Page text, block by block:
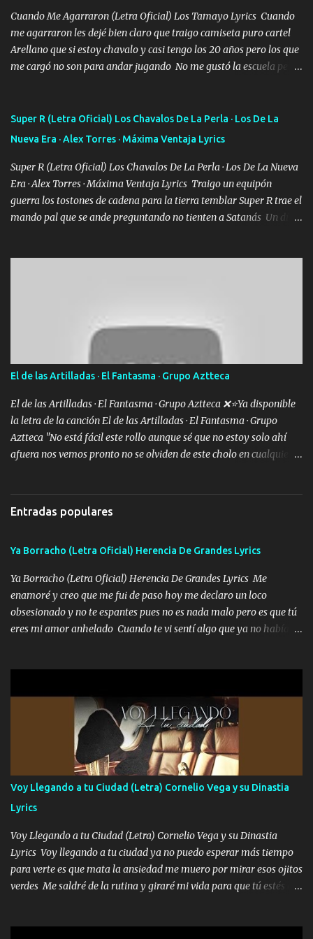
Cuando Me Agarraron (Letra Oficial) Los Tamayo Lyrics Cuando
me agarraron les dejé bien claro que traigo camiseta puro cartel
Arellano que si estoy chavalo y casi tengo los 20 años pero los que
me cargó no son para andar jugando No me gustó la escuela pero
firme el legado que si como me llamó varios ya se han preguntado
Yo Soy El De Las Pacas Sobrino Del Brazo Armad0 Con mi Glock
mando un abrazo andamos al cien Choritas también Música
Ando en la colonia bien acelerado traigo un M2 que nunca me ha
fallado para mi compadre mandó un fuerte abrazo también al
Especial sabe que lo apreciamos En los mejores antros me verán
Super R (Letra Oficial) Los Chavalos De La Perla · Los De La
Nueva Era · Alex Torres · Máxima Ventaja Lyrics
Super R (Letra Oficial) Los Chavalos De La Perla · Los De La Nueva
Era · Alex Torres · Máxima Ventaja Lyrics Traigo un equipón
guerra los tostones de cadena para la tierra temblar Super R trae el
mando pal que se ande preguntando no tienten a Satanás Un día
buena pieza clave en el cartel aquí la firma ya saben cuál es que
quede claro SUPER R26 Música Lo enamorado nunca se me quita
traigo una que otra morrita y en la Urus la he de montar varias
trocas que me cuidan puro soldado su'icida no les tiembla pa tirar
A veces allá en la Perla si no me ve en la Sierra me muevo de aquí
pa a...
El de las Artilladas · El Fantasma · Grupo Aztteca
El de las Artilladas · El Fantasma · Grupo Aztteca ❌⭐Ya disponible
la letra de la canción El de las Artilladas · El Fantasma · Grupo
Aztteca "No está fácil este rollo aunque sé que no estoy solo ahí
afuera nos vemos pronto no se olviden de este cholo en cualquier
equipo quedó afuera" Letra original de www.elnorteduro.com
"Bien al tiro la plebada siempre listos pa la gu'erra y a mi
como soy" "El jefe ondeado buena escuela nos dejó y firmes
compadre avestruz hay le va un saludon que sigan las artilladas
en acción" Música "No hace falta ni mi apodo porque ya saben qué
rollo se escuchaba este loco les iba a durar muy poco cuando
menos la pensaron le volamos todo el coco" Letra original de
www.elnorteduro.com "Mi familia es lo primero mis hijos cua...
Entradas populares
Ya Borracho (Letra Oficial) Herencia De Grandes Lyrics
Ya Borracho (Letra Oficial) Herencia De Grandes Lyrics Me
enamoré y creo que me fui de paso hoy me declaro un loco
obsesionado y no te espantes pues no es nada malo pero es que tú
eres mi amor anhelado Cuando te vi sentí algo que ya no había
cariño de mi alma Que pa febrero vendré frente a ti con mis
preguntas y digas que sí hacernos novios y verte feliz y muy
contenta como yo por ti Música Pregúntame qué es lo que me
enamora pa describirte unas cuantas horas también pregunta que
quiero contigo que seas dichosa al estar conmigo Y ya borracho
contéstame la llamada pa dedicarte unas bonitas palabras así
borracho me animo a decirte todo y puedo describirlo mucho que
me encantes Decirte que me siento muy feliz y emocionado por
tenerte aquí espero que quiera...
Voy Llegando a tu Ciudad (Letra) Cornelio Vega y su Dinastia
Lyrics
Voy Llegando a tu Ciudad (Letra) Cornelio Vega y su Dinastia
Lyrics Voy llegando a tu ciudad ya no puedo esperar más tiempo
para verte es que mata la ansiedad me muero por mirar esos ojitos
verdes Me saldré de la rutina y giraré mi vida para que tú estés en